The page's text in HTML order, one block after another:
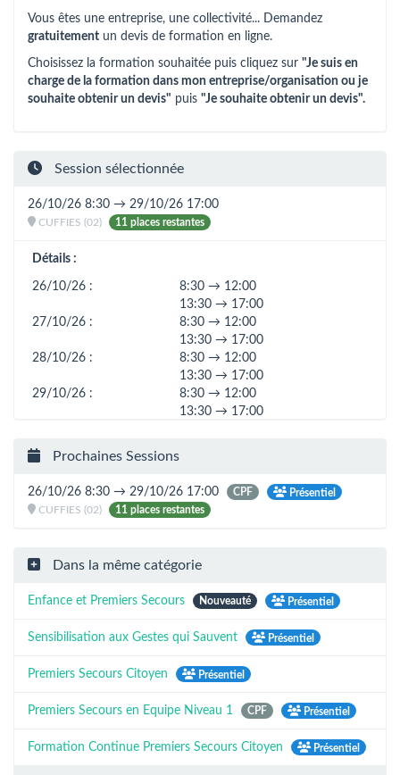
Vous êtes une entreprise, une collectivité... Demandez
gratuitement un devis de formation en ligne.
Choisissez la formation souhaitée puis cliquez sur "Je suis en
charge de la formation dans mon entreprise/organisation ou je
souhaite obtenir un devis" puis "Je souhaite obtenir un devis".
Session sélectionnée
26/10/26 8:30 → 29/10/26 17:00
CUFFIES (02) 11 places restantes
Détails :
26/10/26 :
8:30 → 12:00
13:30 → 17:00
27/10/26 :
8:30 → 12:00
13:30 → 17:00
28/10/26 :
8:30 → 12:00
13:30 → 17:00
29/10/26 :
8:30 → 12:00
13:30 → 17:00
Prochaines Sessions
26/10/26 8:30 → 29/10/26 17:00 CPF
Présentiel
CUFFIES (02)
11 places restantes
Dans la même catégorie
Enfance et Premiers Secours Nouveauté Présentiel
Sensibilisation aux Gestes qui Sauvent Présentiel
Premiers Secours Citoyen Présentiel
Premiers Secours en Equipe Niveau 1 CPF Présentiel
Formation Continue Premiers Secours Citoyen Présentiel